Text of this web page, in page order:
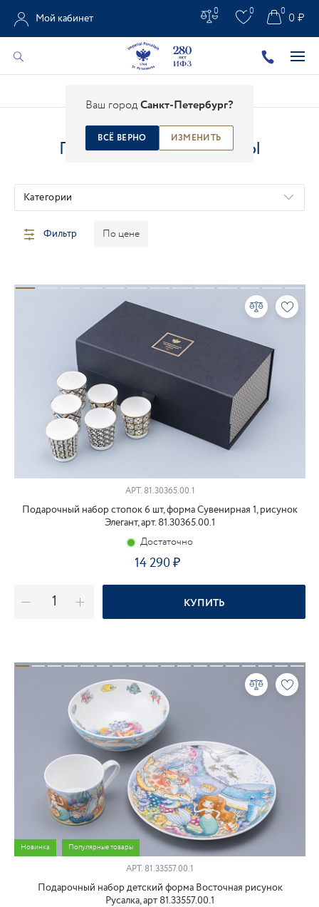
Ваш городСанкт-Петербург?
ВСЁ ВЕРНО ИЗМЕНИТЬ
Мой кабинет
0 0 0 ₽
0
ПОДАРОЧНЫЕ НАБОРЫ
Категории
Фильтр По цене
АРТ.81.30365.00.1
Подарочный набор стопок 6 шт, форма Сувенирная 1, рисунок
Элегант, арт. 81.30365.00.1
Достаточно
14 290
КУПИТЬ
Новинка Популярные товары
АРТ. 81.33557.00.1
Подарочный набор детский форма Восточная рисунок
Русалка, арт 81.33557.00.1